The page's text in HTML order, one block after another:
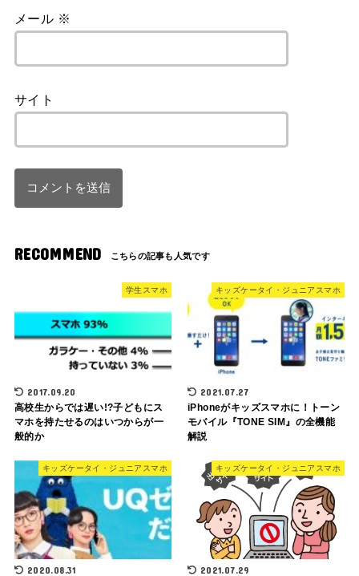
メール ※
サイト
RECOMMEND
学生スマホ
2017.09.20
高校生からでは遅い!?子どもにス
マホを持たせるのはいつからが一
般的か
キッズケータイ・ジュニアスマホ
2021.07.27
iPhoneがキッズスマホに！トーン
モバイル『TONE SIM』の全機能
解説
キッズケータイ・ジュニアスマホ
2020.08.31
キッズケータイ・ジュニアスマホ
2021.07.29